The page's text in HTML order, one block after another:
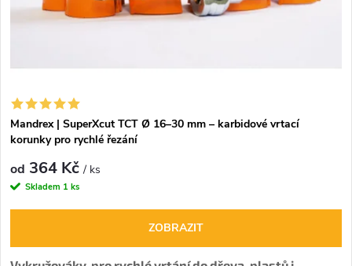
d
u
k
t
p
r
o
d
u
k
Mandrex | SuperXcut TCT Ø 16–30 mm – karbidové vrtací
korunky pro rychlé řezání
od 364 Kč/ ks
Skladem 1 ks
ZOBRAZIT